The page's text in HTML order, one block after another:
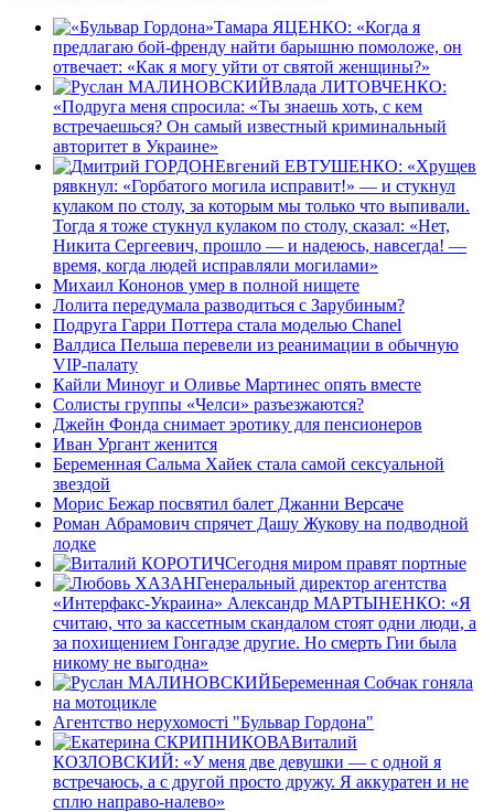
Тамара ЯЦЕНКО: «Когда я
предлагаю бой-френду найти барышню помоложе, он
отвечает: «Как я могу уйти от святой женщины?»
Влада ЛИТОВЧЕНКО:
«Подруга меня спросила: «Ты знаешь хоть, с кем
встречаешься? Он самый известный криминальный
авторитет в Украине»
Евгений ЕВТУШЕНКО: «Хрущев
рявкнул: «Горбатого могила исправит!» — и стукнул
кулаком по столу, за которым мы только что выпивали.
Тогда я тоже стукнул кулаком по столу, сказал: «Нет,
Никита Сергеевич, прошло — и надеюсь, навсегда! —
время, когда людей исправляли могилами»
Михаил Кононов умер в полной нищете
Лолита передумала разводиться с Зарубиным?
Подруга Гарри Поттера стала моделью Chanel
Валдиса Пельша перевели из реанимации в обычную
VIP-палату
Кайли Миноуг и Оливье Мартинес опять вместе
Солисты группы «Челси» разъезжаются?
Джейн Фонда снимает эротику для пенсионеров
Иван Ургант женится
Беременная Сальма Хайек стала самой сексуальной
звездой
Морис Бежар посвятил балет Джанни Версаче
Роман Абрамович спрячет Дашу Жукову на подводной
лодке
Сегодня миром правят портные
Генеральный директор агентства
«Интерфакс-Украина» Александр МАРТЫНЕНКО: «Я
считаю, что за кассетным скандалом стоят одни люди, а
за похищением Гонгадзе другие. Но смерть Гии была
никому не выгодна»
Беременная Собчак гоняла
на мотоцикле
Агентство нерухомості "Бульвар Гордона"
Виталий
КОЗЛОВСКИЙ: «У меня две девушки — с одной я
встречаюсь, а с другой просто дружу. Я аккуратен и не
сплю направо-налево»